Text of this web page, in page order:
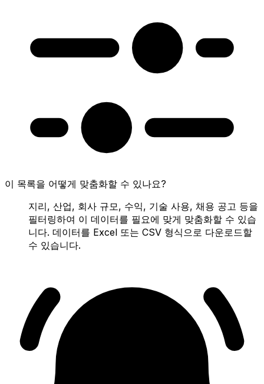
이 목록을 어떻게 맞춤화할 수 있나요?
지리, 산업, 회사 규모, 수익, 기술 사용, 채용 공고 등을
필터링하여 이 데이터를 필요에 맞게 맞춤화할 수 있습
니다. 데이터를 Excel 또는 CSV 형식으로 다운로드할
수 있습니다.